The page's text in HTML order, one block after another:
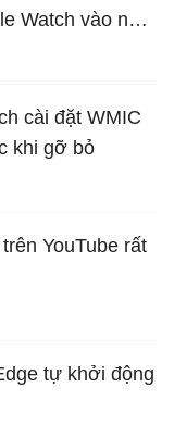
Watch vào năm
cài đặt WMIC
khi gỡ bỏ
YouTube rất
tự khởi động